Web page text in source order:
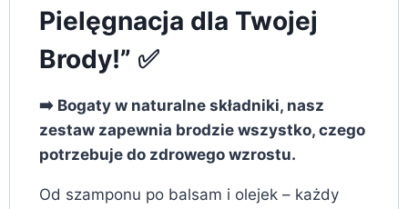
Pielęgnacja dla Twojej
Brody!” ✅
➡️ Bogaty w naturalne składniki, nasz
zestaw zapewnia brodzie wszystko, czego
potrzebuje do zdrowego wzrostu.
Od szamponu po balsam i olejek – każdy